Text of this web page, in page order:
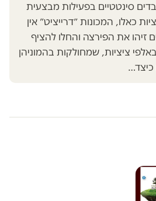
סינטטיים בפעילות מבצעית
כאלו, המכונות ״דרייציט״ אין
זיהו את הפירצה והחלו להציף
ציציות, שמחולקות בהמוניהן